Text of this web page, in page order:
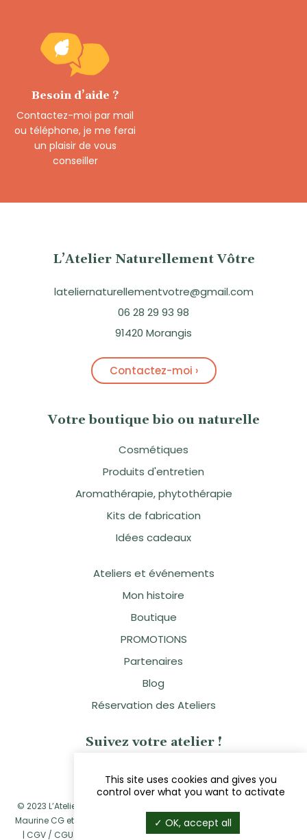
Besoin d’aide ?
Contactez-moi par mail
ou téléphone, je me ferai
un plaisir de vous
conseiller
L’Atelier Naturellement Vôtre
lateliernaturellementvotre@gmail.com
06 28 29 93 98
91420 Morangis
Contactez-moi ›
Votre boutique bio ou naturelle
Cosmétiques
Produits d'entretien
Aromathérapie, phytothérapie
Kits de fabrication
Idées cadeaux
Ateliers et événements
Mon histoire
Boutique
PROMOTIONS
Partenaires
Blog
Réservation des Ateliers
Suivez votre atelier !
© 2023 L’Atelier Naturellement Vôtre - Sandra Clavier - Réalisé par
Maurine CGet Mentions légales| Politique de confidentialité
| CGV / CGU Politique de retour et de remboursement
This site uses cookies and gives you
control over what you want to activate
OK, accept all